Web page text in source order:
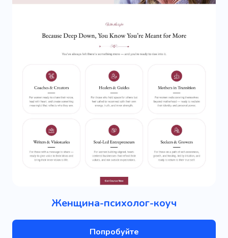
Женщина-психолог-коуч
Попробуйте